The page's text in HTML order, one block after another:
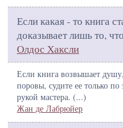
Если какая - то книга
доказывает лишь то,
Олдос Хаксли
Если книга возвышает
поровы, судите ее только
рукой мастера. (...)
Жан де Лабрюйер